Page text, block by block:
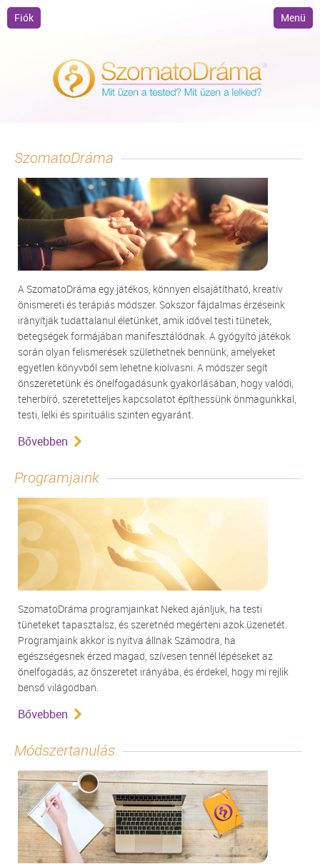
Fiók Menü
SzomatoDráma
A SzomatoDráma egy játékos, könnyen elsajátítható, kreatív
önismereti és terápiás módszer. Sokszor fájdalmas érzéseink
irányítják tudattalanul életünket, amik idővel testi tünetek,
betegségek formájában manifesztálódnak. A gyógyító játékok
során olyan felismerések születhetnek bennünk, amelyeket
egyetlen könyvből sem lehetne kiolvasni. A módszer segít
önszeretetünk és önelfogadásunk gyakorlásában, hogy valódi,
teherbíró, szeretetteljes kapcsolatot építhessünk önmagunkkal,
testi, lelki és spirituális szinten egyaránt.
Bővebben
Programjaink
SzomatoDráma programjainkat Neked ajánljuk, ha testi
tüneteket tapasztalsz, és szeretnéd megérteni azok üzenetét.
Programjaink akkor is nyitva állnak Számodra, ha
egészségesnek érzed magad, szívesen tennél lépéseket az
önelfogadás, az önszeretet irányába, és érdekel, hogy mi rejlik
benső világodban.
Bővebben
Módszertanulás